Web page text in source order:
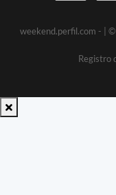
weekend.perfil.com -
|
Registro